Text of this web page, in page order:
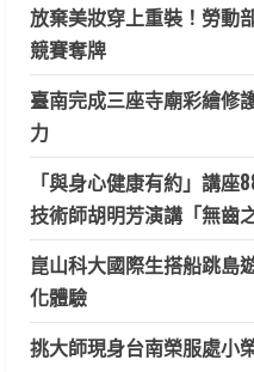
放棄美妝穿上重裝！勞動
競賽奪牌
臺南完成三座寺廟彩繪修
力
「與身心健康有約」講
技術師胡明芳演講「無齒
崑山科大國際生搭船跳島
化體驗
挑大師現身台南榮服處小